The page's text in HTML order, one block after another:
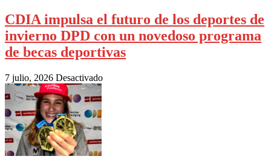
CDIA impulsa el futuro de los deportes de
invierno DPD con un novedoso programa
de becas deportivas
7 julio, 2026 Desactivado